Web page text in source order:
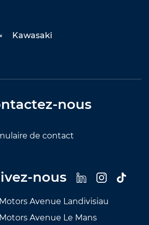
Kawasaki
nous
de contact
nous
Motors Avenue Landivisiau
Motors Avenue Le Mans